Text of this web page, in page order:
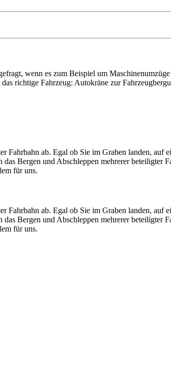
wenn es zum Beispiel um
richtige Fahrzeug: Autokräne zur
Fahrbahn ab. Egal ob Sie im Graben landen,
Bergen und Abschleppen mehrerer beteiligter
für uns.
Fahrbahn ab. Egal ob Sie im Graben landen,
Bergen und Abschleppen mehrerer beteiligter
für uns.